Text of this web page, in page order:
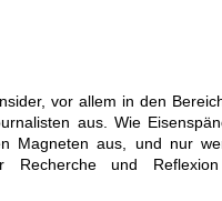
vor allem in den
aus. Wie
Magneten aus, und nur
und